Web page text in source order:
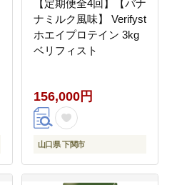
【定期便全4回】【バナ
ナミルク風味】 Verifyst
ホエイプロテイン 3kg
ベリフィスト
156,000円
山口県 下関市